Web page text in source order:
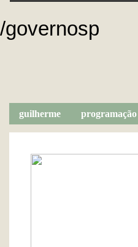
/governosp
guilherme programação